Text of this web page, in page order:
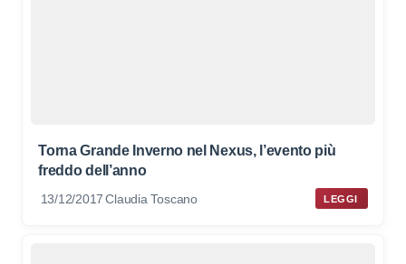
Torna Grande Inverno nel Nexus, l’evento più
freddo dell’anno
13/12/2017 Claudia Toscano LEGGI